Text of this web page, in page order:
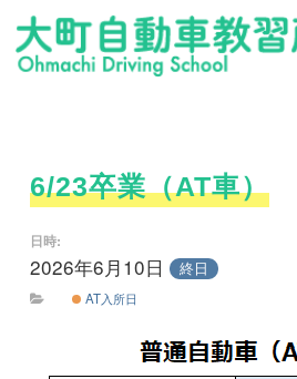
6/23卒業（AT車）
日時:
2026年6月10日 終日
AT入所日